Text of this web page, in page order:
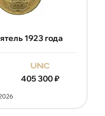
1923 года
unc
405 300₽